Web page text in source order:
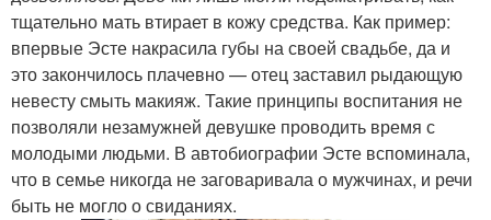
тщательно мать втирает в кожу средства. Как пример:
впервые Эсте накрасила губы на своей свадьбе, да и
это закончилось плачевно — отец заставил рыдающую
невесту смыть макияж. Такие принципы воспитания не
позволяли незамужней девушке проводить время с
молодыми людьми. В автобиографии Эсте вспоминала,
что в семье никогда не заговаривала о мужчинах, и речи
быть не могло о свиданиях.